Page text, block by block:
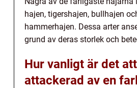
hajen, tigershajen, bullhajen
hammerhajen. Dessa arter
grund av deras storlek och
Hur vanligt är det
attackerad av en